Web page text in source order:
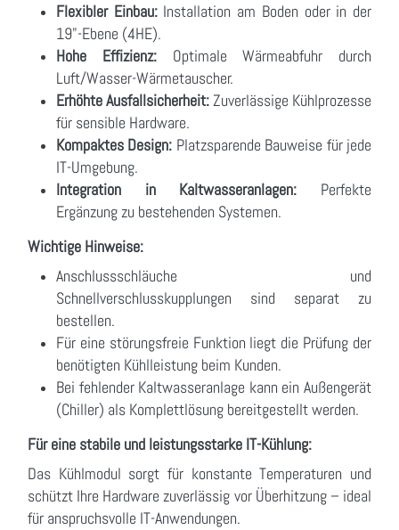
Flexibler Einbau:Installation am Boden oder in der
19"-Ebene (4HE).
Hohe Effizienz:Optimale Wärmeabfuhr durch
Luft/Wasser-Wärmetauscher.
Erhöhte Ausfallsicherheit:Zuverlässige Kühlprozesse
für sensible Hardware.
Kompaktes Design: Platzsparende Bauweise für jede
IT-Umgebung.
Integration in Kaltwasseranlagen: Perfekte
Ergänzung zu bestehenden Systemen.
Wichtige Hinweise:
Anschlussschläuche und
Schnellverschlusskupplungen sind separat zu
bestellen.
Für eine störungsfreie Funktion liegt die Prüfung der
benötigten Kühlleistung beim Kunden.
Bei fehlender Kaltwasseranlage kann ein Außengerät
(Chiller) als Komplettlösung bereitgestellt werden.
Für eine stabile und leistungsstarke IT-Kühlung:
Das Kühlmodul sorgt für konstante Temperaturen und
schützt Ihre Hardware zuverlässig vor Überhitzung – ideal
für anspruchsvolle IT-Anwendungen.